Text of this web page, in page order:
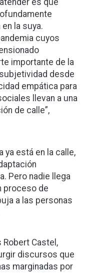
es que
la suya.
cuyos
importante de la
desde
empática para
llevan a una
de calle”,
ya está en la calle,
Pero nadie llega
proceso de
a las personas
Castel,
discursos que
marginadas por